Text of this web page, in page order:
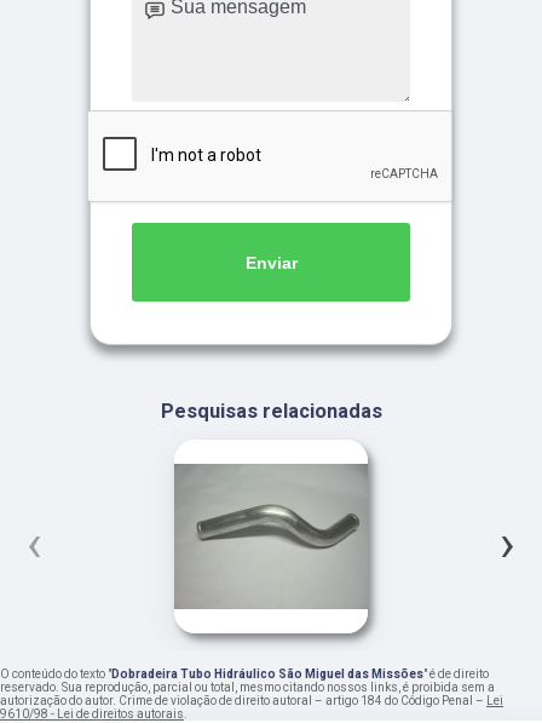
Enviar
Pesquisas relacionadas
‹ ›
O conteúdo do texto "Dobradeira Tubo Hidráulico São Miguel das Missões" é de direito
reservado. Sua reprodução, parcial ou total, mesmo citando nossos links, é proibida sem a
autorização do autor. Crime de violação de direito autoral – artigo 184 do Código Penal – Lei
9610/98 - Lei de direitos autorais.